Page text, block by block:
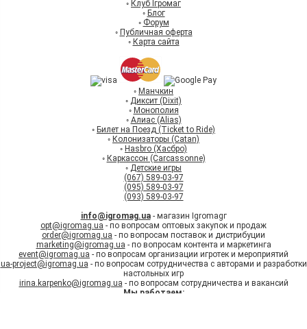
◦ Клуб Ігромаг
◦ Блог
◦ Форум
◦ Публичная оферта
◦ Карта сайта
◦ Манчкин
◦ Диксит (Dixit)
◦ Монополия
◦ Алиас (Alias)
◦ Билет на Поезд (Ticket to Ride)
◦ Колонизаторы (Catan)
◦ Hasbro (Хасбро)
◦ Каркассон (Carcassonne)
◦ Детские игры
(067) 589-03-97
(095) 589-03-97
(093) 589-03-97
info@igromag.ua- магазин Igromagг
opt@igromag.ua - по вопросам оптовых закупок и продаж
order@igromag.ua - по вопросам поставок и дистрибуции
marketing@igromag.ua - по вопросам контента и маркетинга
event@igromag.ua - по вопросам организации игротек и мероприятий
ua-project@igromag.ua - по вопросам сотрудничества с авторами и разработки
настольных игр
irina.karpenko@igromag.ua - по вопросам сотрудничества и вакансий
Мы работаем: